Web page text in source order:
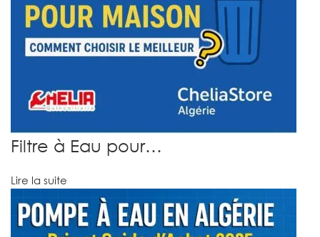
Filtre à Eau pour…
Lire la suite